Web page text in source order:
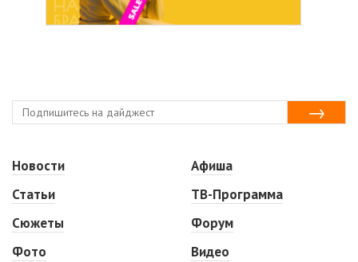
Новости
Статьи
Сюжеты
Фото
Афиша
ТВ-Программа
Форум
Видео